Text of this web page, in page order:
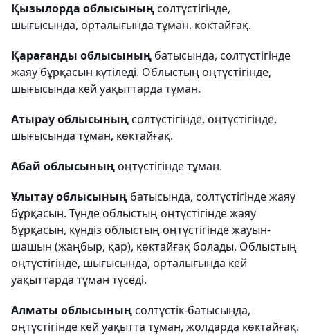
Қызылорда облысыныңсолтүстігінде,
шығысында, орталығында тұман, көктайғақ.
Қарағанды облысының батысында, солтүстігінде
жаяу бұрқасын күтіледі. Облыстың оңтүстігінде,
шығысында кей уақыттарда тұман.
Атырау облысыныңсолтүстігінде, оңтүстігінде,
шығысында тұман, көктайғақ.
Абай облысыныңоңтүстігінде тұман.
Ұлытау облысының батысында, солтүстігінде жаяу
бұрқасын. Түнде облыстың оңтүстігінде жаяу
бұрқасын, күндіз облыстың оңтүстігінде жауын-
шашын (жаңбыр, қар), көктайғақ болады. Облыстың
оңтүстігінде, шығысында, орталығында кей
уақыттарда тұман түседі.
Алматы облысыныңсолтүстік-батысында,
оңтүстігінде кей уақытта тұман, жолдарда көктайғақ.